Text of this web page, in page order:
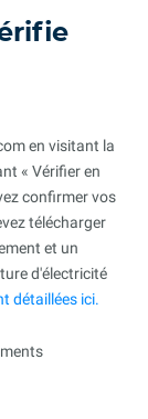
en visitant la
« Vérifier en
confirmer vos
télécharger
et un
d'électricité
détaillées ici.